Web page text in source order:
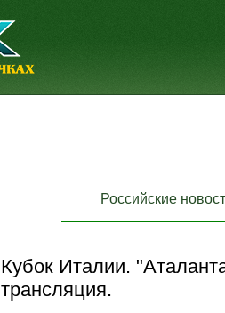
Российские
Кубок Италии.
трансляция.